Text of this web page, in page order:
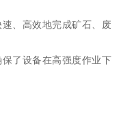
、高效地完成矿石、废
了设备在高强度作业下